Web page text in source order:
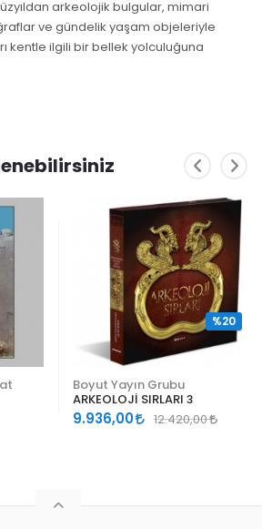
arkeolojik bulgular, mimari
ve gündelik yaşam objeleriyle
kentle ilgili bir bellek yolculuğuna
Boyut Yayın Grubu
ARKEOLOJİ SIRLARI 3
9.936,00 12.420,00
%20